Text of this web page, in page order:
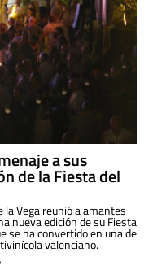
a sus
de la Fiesta del
la Vega reunió a amantes
nueva edición de su Fiesta
se ha convertido en una de
valenciano.